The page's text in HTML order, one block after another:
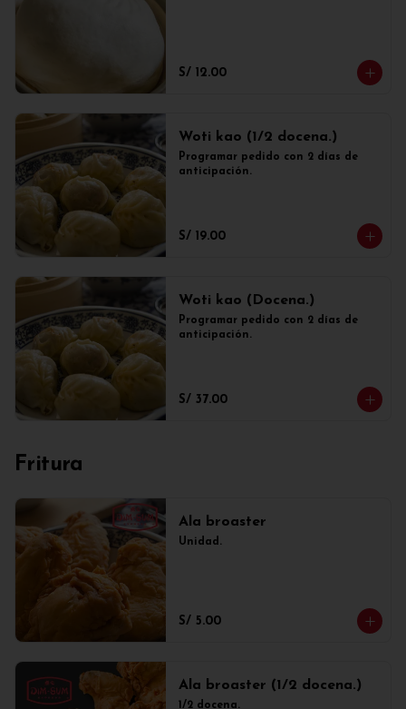
S/ 12.00
Woti kao (1/2 docena.)
Programar pedido con 2 días de
anticipación.
S/ 19.00
Woti kao (Docena.)
Programar pedido con 2 días de
anticipación.
S/ 37.00
Fritura
Ala broaster
Unidad.
S/ 5.00
Ala broaster (1/2 docena.)
1/2 docena.